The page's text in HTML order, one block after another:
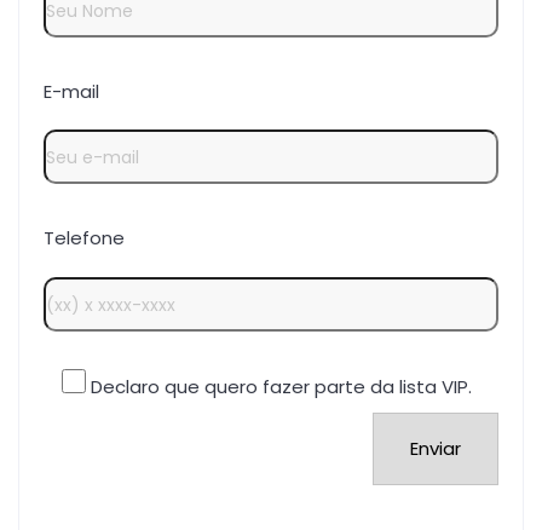
E-mail
Telefone
Declaro que quero fazer parte da lista VIP.